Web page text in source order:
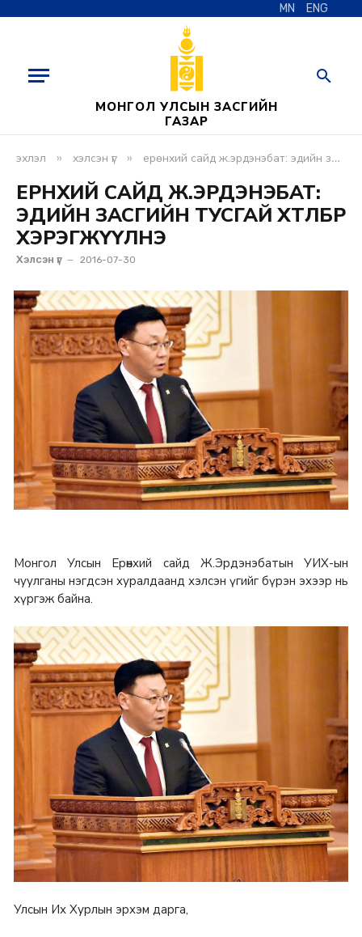
MN ENG
МОНГОЛ УЛСЫН ЗАСГИЙН
ГАЗАР
эхлэл » хэлсэн үг » ерөнхий сайд ж.эрдэнэбат: эдийн засгийн тусгай хөтөлбөр хэрэгжүүлнэ
ЕРӨНХИЙ САЙД Ж.ЭРДЭНЭБАТ:
ЭДИЙН ЗАСГИЙН ТУСГАЙ ХӨТӨЛБӨР
ХЭРЭГЖҮҮЛНЭ
Хэлсэн үг 2016-07-30
Монгол Улсын Ерөнхий сайд Ж.Эрдэнэбатын УИХ-ын
чуулганы нэгдсэн хуралдаанд хэлсэн үгийг бүрэн эхээр нь
хүргэж байна.
Улсын Их Хурлын эрхэм дарга,